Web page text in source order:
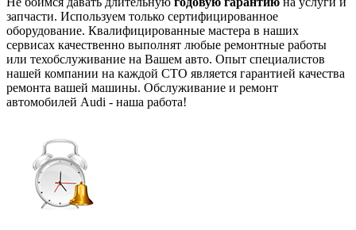
запчасти. Используем только сертифицированное
оборудование. Квалифицированные мастера в наших
сервисах качественно выполнят любые ремонтные работы
или техобслуживание на Вашем авто. Опыт специалистов
нашей компании на каждой СТО является гарантией качества
ремонта вашей машины. Обслуживание и ремонт
автомобилей Audi - наша работа!